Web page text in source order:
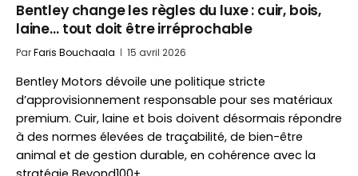
Bentley change les règles du luxe : cuir, bois,
laine… tout doit être irréprochable
ParFaris Bouchaala 15 avril 2026
Bentley Motors dévoile une politique stricte
d’approvisionnement responsable pour ses matériaux
premium. Cuir, laine et bois doivent désormais répondre
à des normes élevées de traçabilité, de bien-être
animal et de gestion durable, en cohérence avec la